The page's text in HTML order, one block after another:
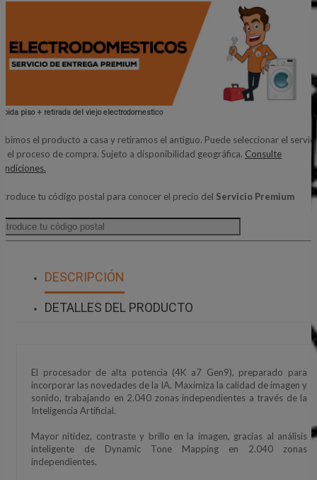
piso + retirada del viejo electrodomestico
el producto a casa y retiramos el antiguo. Puede seleccionar el
el proceso de compra. Sujeto a disponibilidad geográfica. Consulte
tu código postal para conocer el precio del Servicio Premium
DESCRIPCIÓN
DETALLES DEL PRODUCTO
El procesador de alta potencia (4K a7 Gen9), preparado para
incorporar las novedades de la IA. Maximiza la calidad de imagen y
sonido, trabajando en 2.040 zonas independientes a través de la
Inteligencia Artificial.
Mayor nitidez, contraste y brillo en la imagen, gracias al análisis
inteligente de Dynamic Tone Mapping en 2.040 zonas
independientes.